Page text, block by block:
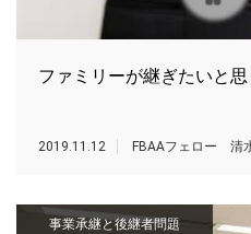
ファミリーが継ぎたいと思
2019.11.12 FBAAフェロー 清
事業承継と後継者問題